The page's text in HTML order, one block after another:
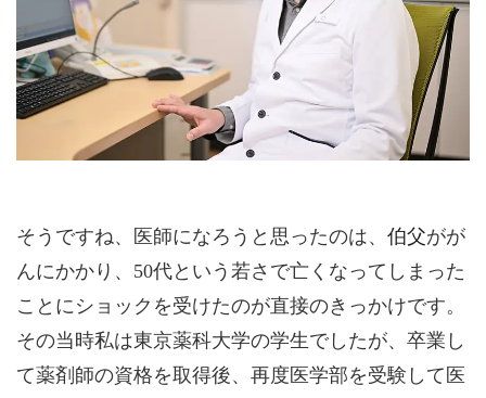
そうですね、医師になろうと思ったのは、 伯父がが
んにかかり、50代という若さで亡くなってしまった
ことにショックを受けたのが直接のきっかけです。
その当時私は東京薬科大学の学生でしたが、卒業し
て薬剤師の資格を取得後、再度医学部を受験して医